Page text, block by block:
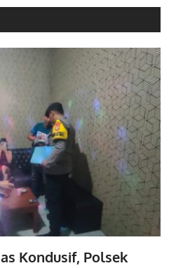
Kondusif, Polsek